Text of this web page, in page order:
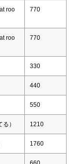
roo
770
roo
770
330
440
550
） 1210
1760